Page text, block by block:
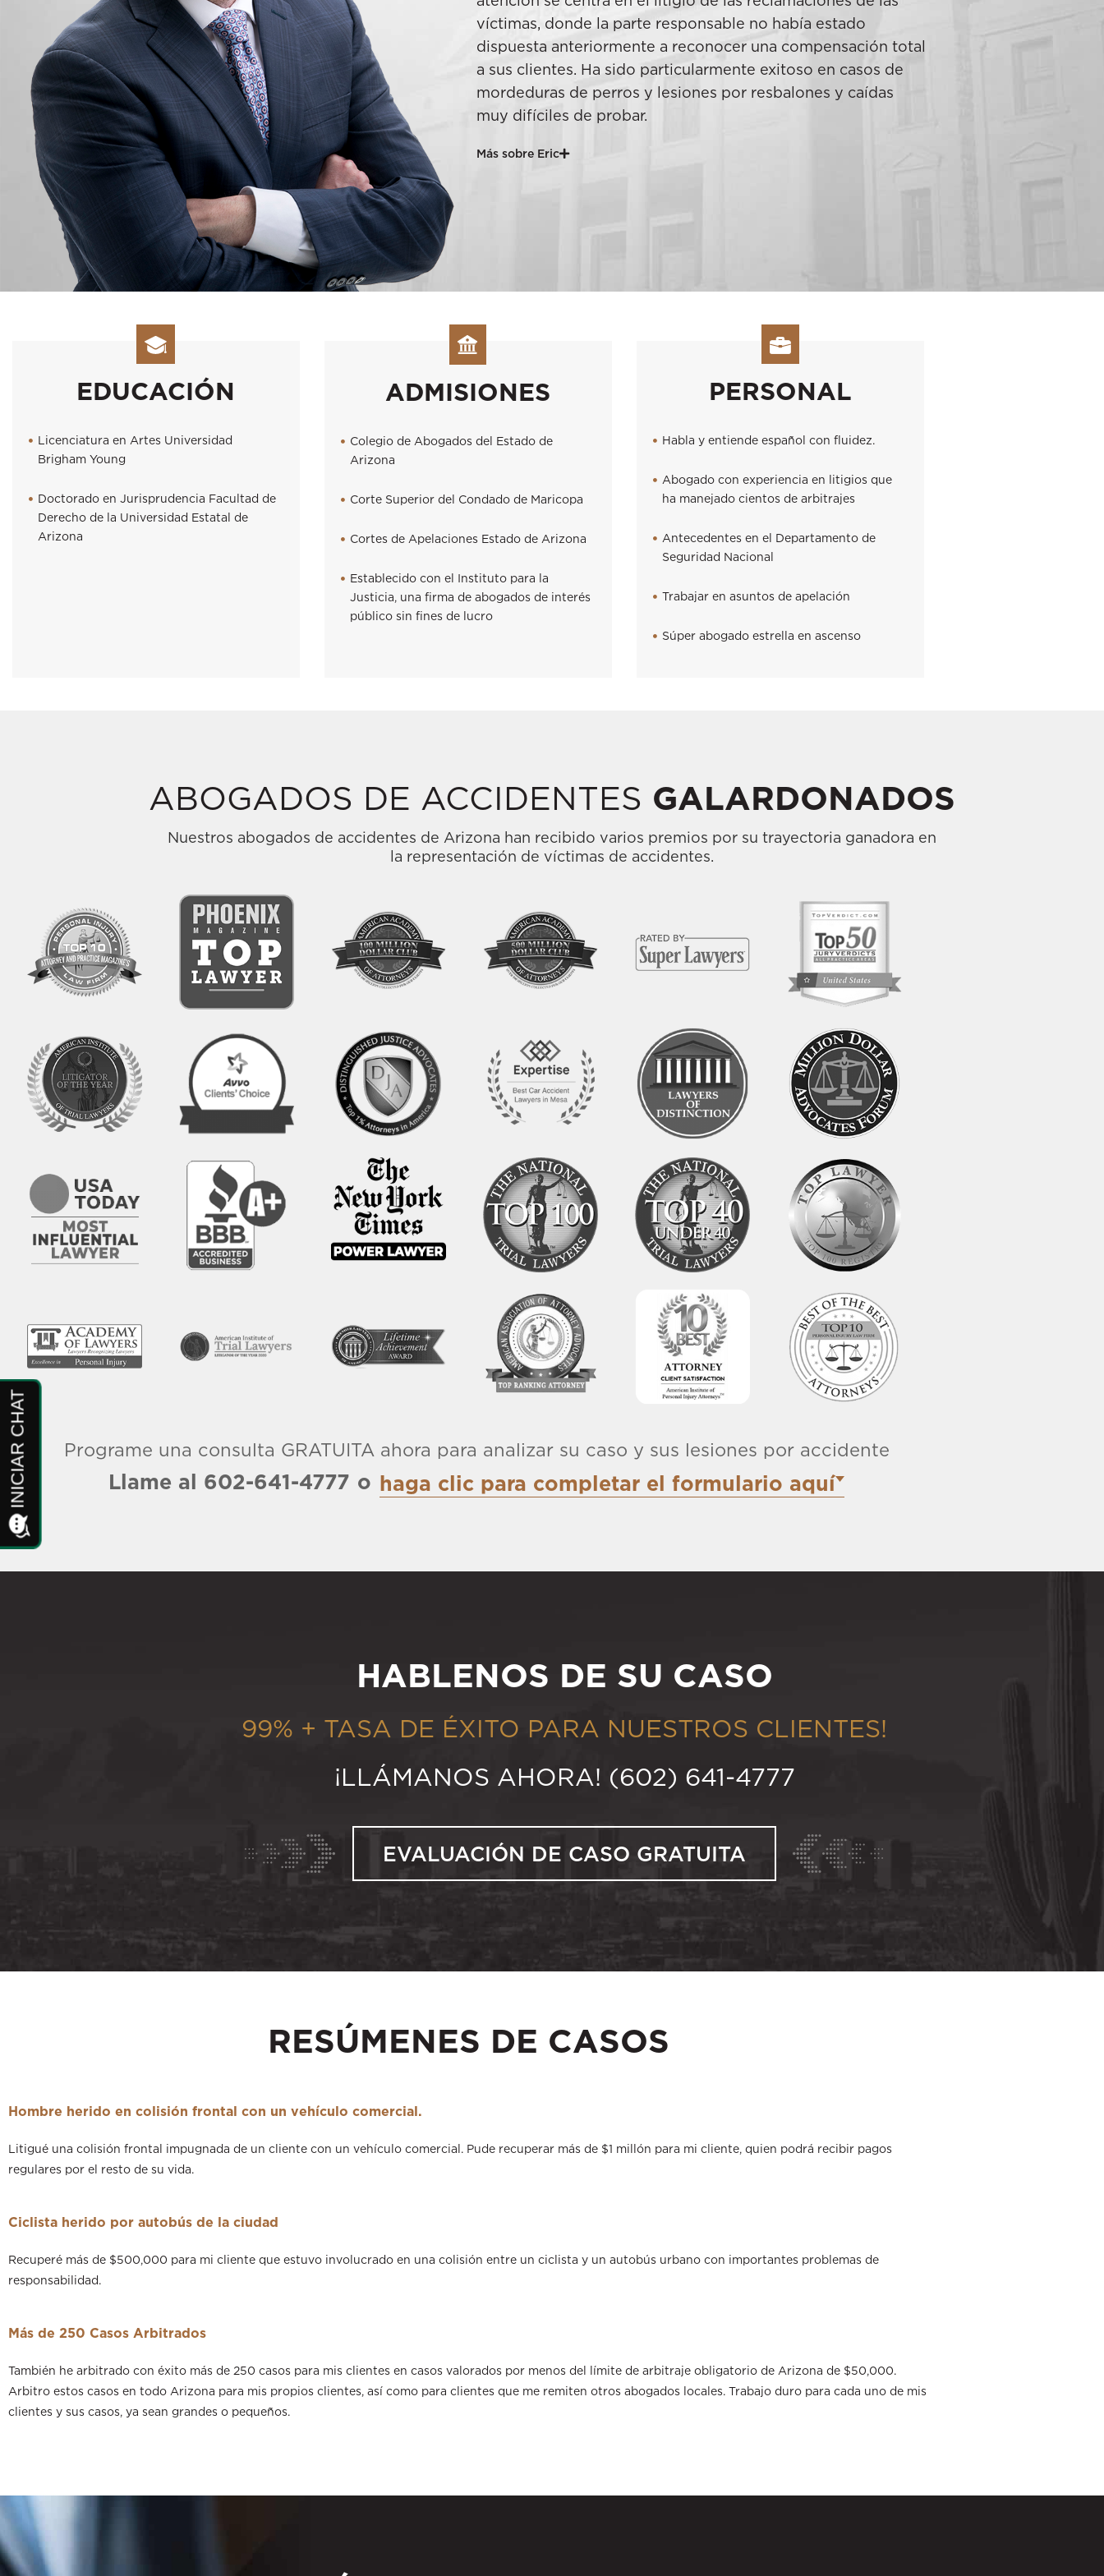
víctimas, donde la parte responsable no había estado
dispuesta anteriormente a reconocer una compensación total
a sus clientes. Ha sido particularmente exitoso en casos de
mordeduras de perros y lesiones por resbalones y caídas
muy difíciles de probar.
Más sobre Eric
EDUCACIÓN
Licenciatura en Artes Universidad
Brigham Young
Doctorado en Jurisprudencia Facultad de
Derecho de la Universidad Estatal de
Arizona
ADMISIONES
Colegio de Abogados del Estado de
Arizona
Corte Superior del Condado de Maricopa
Cortes de Apelaciones Estado de Arizona
Establecido con el Instituto para la
Justicia, una firma de abogados de interés
público sin fines de lucro
PERSONAL
Habla y entiende español con fluidez.
Abogado con experiencia en litigios que
ha manejado cientos de arbitrajes
Antecedentes en el Departamento de
Seguridad Nacional
Trabajar en asuntos de apelación
Súper abogado estrella en ascenso
ABOGADOS DE ACCIDENTES GALARDONADOS
Nuestros abogados de accidentes de Arizona han recibido varios premios por su trayectoria ganadora en
la representación de víctimas de accidentes.
Programe una consulta GRATUITA ahora para analizar su caso y sus lesiones por accidente
Llame al 602-641-4777 o haga clic para completar el formulario aquí
HABLENOS DE SU CASO
99% + TASA DE ÉXITO PARA NUESTROS CLIENTES!
¡LLÁMANOS AHORA! (602) 641-4777
EVALUACIÓN DE CASO GRATUITA
RESÚMENES DE CASOS
Hombre herido en colisión frontal con un vehículo comercial.
Litigué una colisión frontal impugnada de un cliente con un vehículo comercial. Pude recuperar más de $1 millón para mi cliente, quien podrá recibir pagos
regulares por el resto de su vida.
Ciclista herido por autobús de la ciudad
Recuperé más de $500,000 para mi cliente que estuvo involucrado en una colisión entre un ciclista y un autobús urbano con importantes problemas de
responsabilidad.
Más de 250 Casos Arbitrados
También he arbitrado con éxito más de 250 casos para mis clientes en casos valorados por menos del límite de arbitraje obligatorio de Arizona de $50,000.
Arbitro estos casos en todo Arizona para mis propios clientes, así como para clientes que me remiten otros abogados locales. Trabajo duro para cada uno de mis
clientes y sus casos, ya sean grandes o pequeños.